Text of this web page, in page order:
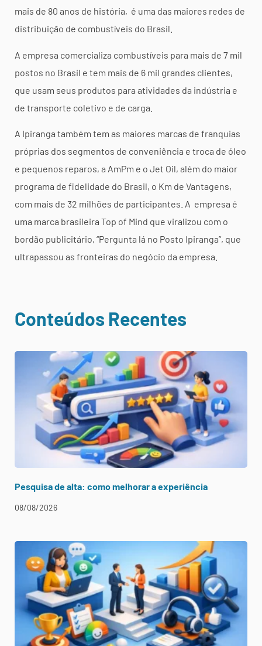
mais de 80 anos de história, é uma das maiores redes de
distribuição de combustíveis do Brasil.
A empresa comercializa combustíveis para mais de 7 mil
postos no Brasil e tem mais de 6 mil grandes clientes,
que usam seus produtos para atividades da indústria e
de transporte coletivo e de carga.
A Ipiranga também tem as maiores marcas de franquias
próprias dos segmentos de conveniência e troca de óleo
e pequenos reparos, a AmPm e o Jet Oil, além do maior
programa de fidelidade do Brasil, o Km de Vantagens,
com mais de 32 milhões de participantes. A empresa é
uma marca brasileira Top of Mind que viralizou com o
bordão publicitário, “Pergunta lá no Posto Ipiranga”, que
ultrapassou as fronteiras do negócio da empresa.
Conteúdos Recentes
Pesquisa de alta: como melhorar a experiência
08/08/2026